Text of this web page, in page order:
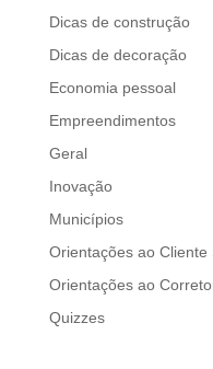
Dicas de construção
Dicas de decoração
Economia pessoal
Empreendimentos
Geral
Inovação
Municípios
Orientações ao Cliente
Orientações ao
Quizzes